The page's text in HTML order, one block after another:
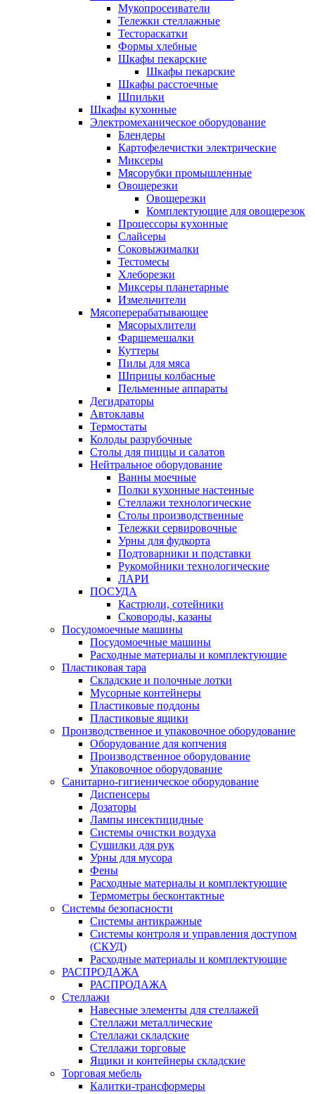
Мукопросеиватели
Тележки стеллажные
Тестораскатки
Формы хлебные
Шкафы пекарские
Шкафы пекарские
Шкафы расстоечные
Шпильки
Шкафы кухонные
Электромеханическое оборудование
Блендеры
Картофелечистки электрические
Миксеры
Мясорубки промышленные
Овощерезки
Овощерезки
Комплектующие для овощерезок
Процессоры кухонные
Слайсеры
Соковыжималки
Тестомесы
Хлеборезки
Миксеры планетарные
Измельчители
Мясоперерабатывающее
Мясорыхлители
Фаршемешалки
Куттеры
Пилы для мяса
Шприцы колбасные
Пельменные аппараты
Дегидраторы
Автоклавы
Термостаты
Колоды разрубочные
Столы для пиццы и салатов
Нейтральное оборудование
Ванны моечные
Полки кухонные настенные
Стеллажи технологические
Столы производственные
Тележки сервировочные
Урны для фудкорта
Подтоварники и подставки
Рукомойники технологические
ЛАРИ
ПОСУДА
Кастрюли, сотейники
Сковороды, казаны
Посудомоечные машины
Посудомоечные машины
Расходные материалы и комплектующие
Пластиковая тара
Складские и полочные лотки
Мусорные контейнеры
Пластиковые поддоны
Пластиковые ящики
Производственное и упаковочное оборудование
Оборудование для копчения
Производственное оборудование
Упаковочное оборудование
Санитарно-гигиеническое оборудование
Диспенсеры
Дозаторы
Лампы инсектицидные
Системы очистки воздуха
Сушилки для рук
Урны для мусора
Фены
Расходные материалы и комплектующие
Термометры бесконтактные
Системы безопасности
Системы антикражные
Системы контроля и управления доступом
(СКУД)
Расходные материалы и комплектующие
РАСПРОДАЖА
РАСПРОДАЖА
Стеллажи
Навесные элементы для стеллажей
Стеллажи металлические
Стеллажи складские
Стеллажи торговые
Ящики и контейнеры складские
Торговая мебель
Калитки-трансформеры